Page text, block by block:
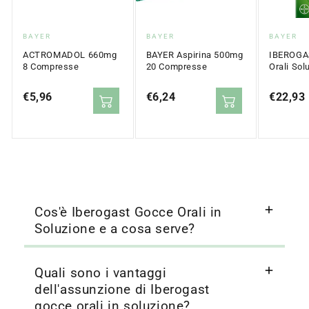
Fornitore:
BAYER
ACTROMADOL 660mg
8 Compresse
Prezzo
€5,96
Fornitore:
BAYER
BAYER Aspirina 500mg
20 Compresse
Prezzo
€6,24
BAYER
Orali
Prezzo
€22,93
Cos'è Iberogast Gocce Orali in
Soluzione e a cosa serve?
Quali sono i vantaggi
dell'assunzione di Iberogast
gocce orali in soluzione?